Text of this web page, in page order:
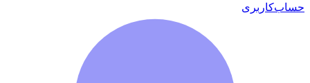
حساب‌کاربری